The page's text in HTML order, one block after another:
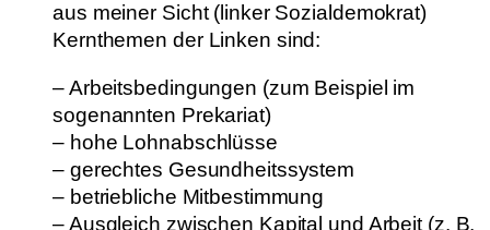
aus meiner Sicht (linker Sozialdemokrat)
Kernthemen der Linken sind:
– Arbeitsbedingungen (zum Beispiel im
sogenannten Prekariat)
– hohe Lohnabschlüsse
– gerechtes Gesundheitssystem
– betriebliche Mitbestimmung
– Ausgleich zwischen Kapital und Arbeit (z. B.